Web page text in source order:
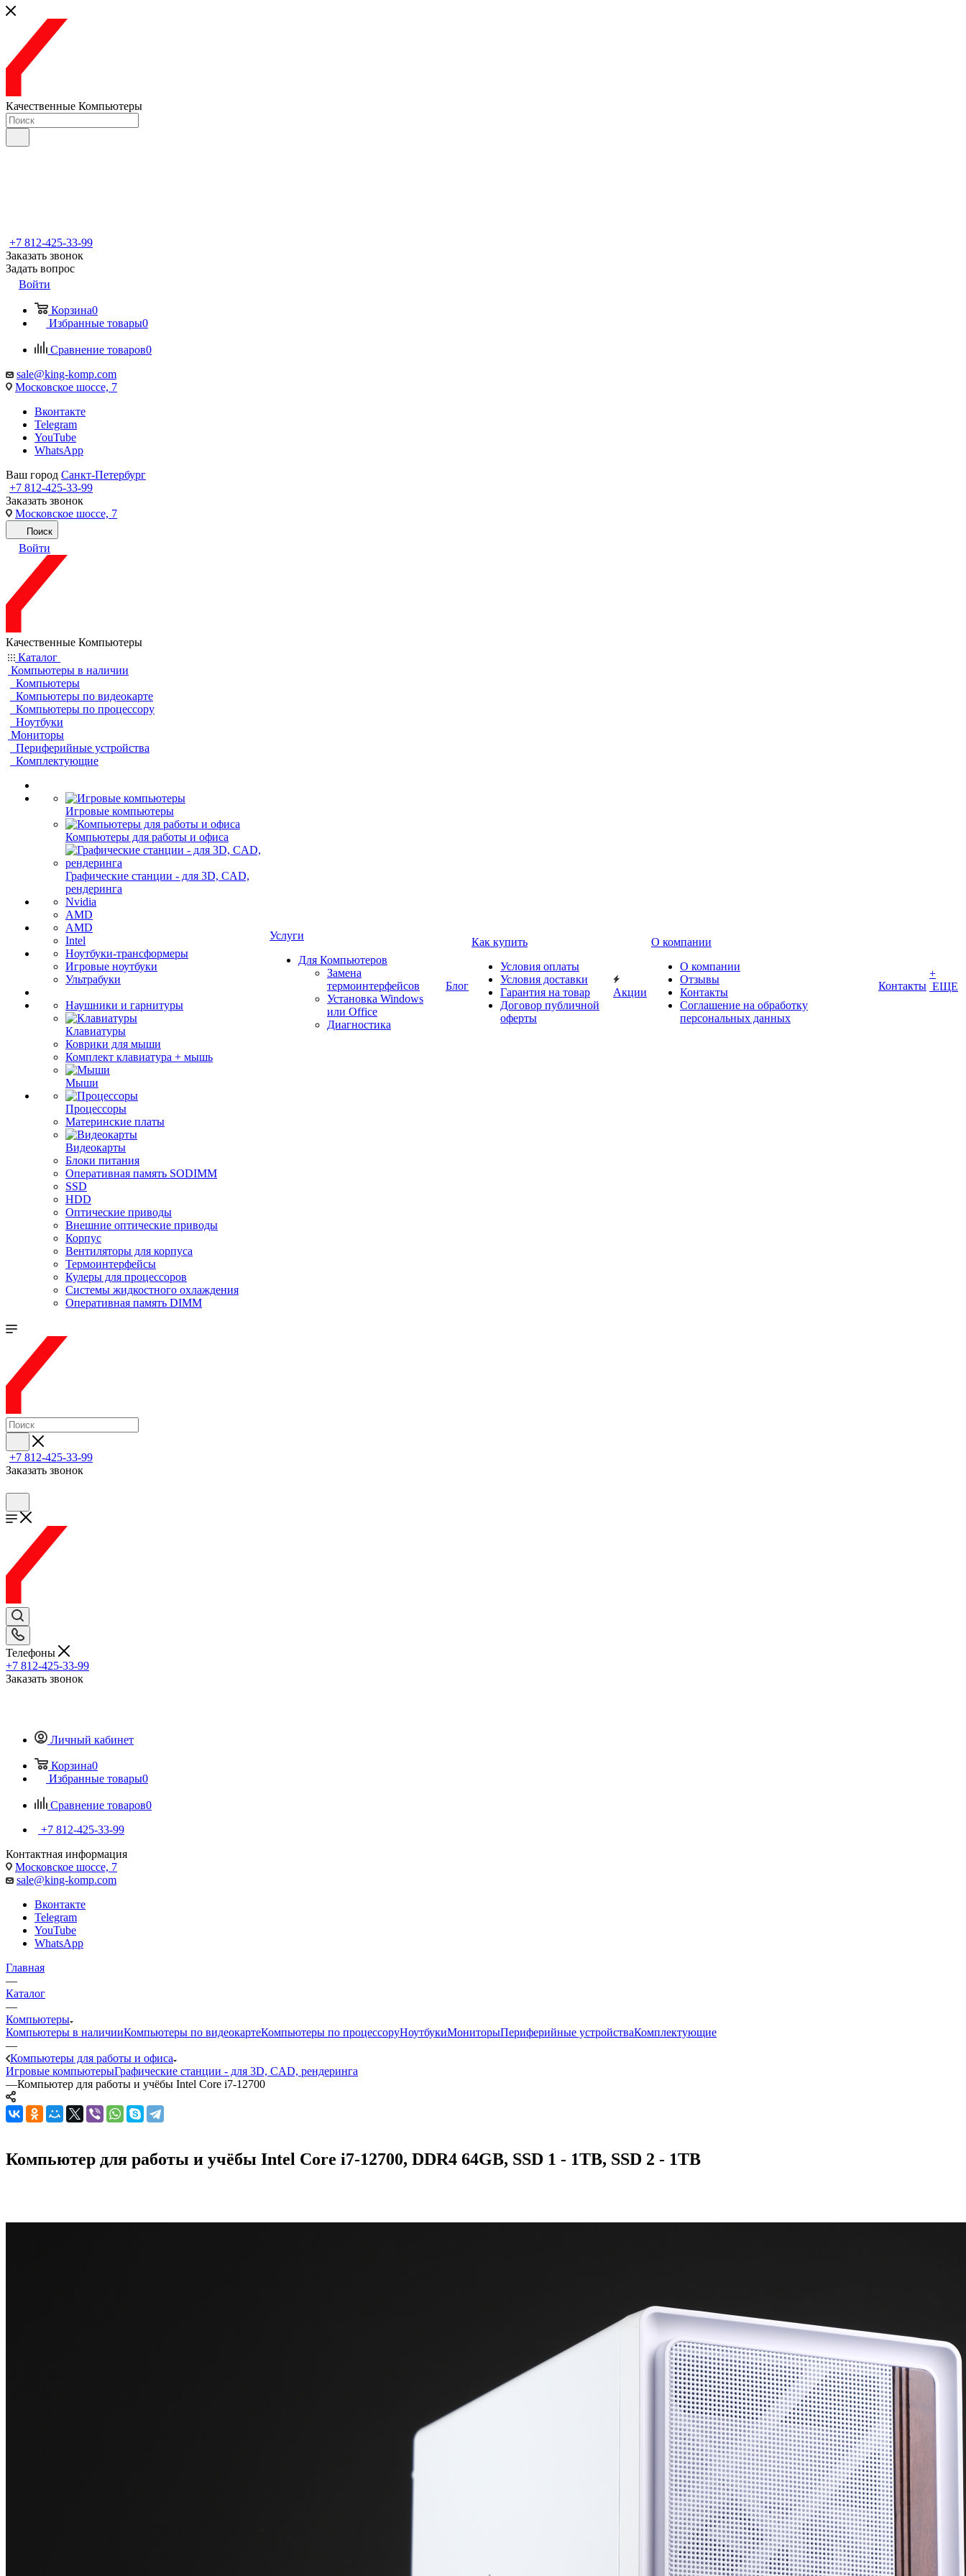
Качественные Компьютеры
+7 812-425-33-99
Заказать звонок
Задать вопрос
Войти
Корзина0
Избранные товары0
Сравнение товаров0
sale@king-komp.com
Московское шоссе, 7
Вконтакте
Telegram
YouTube
WhatsApp
Ваш город Санкт-Петербург
+7 812-425-33-99
Заказать звонок
Московское шоссе, 7
Поиск
Войти
Качественные Компьютеры
Каталог
Компьютеры в наличии
Компьютеры
Компьютеры по видеокарте
Компьютеры по процессору
Ноутбуки
Мониторы
Периферийные устройства
Комплектующие
Игровые компьютеры
Компьютеры для работы и офиса
Графические станции - для 3D, CAD,
рендеринга
Nvidia
AMD
AMD
Intel
Ноутбуки-трансформеры
Игровые ноутбуки
Ультрабуки
Наушники и гарнитуры
Клавиатуры
Коврики для мыши
Комплект клавиатура + мышь
Мыши
Процессоры
Материнские платы
Видеокарты
Блоки питания
Оперативная память SODIMM
SSD
HDD
Оптические приводы
Внешние оптические приводы
Корпус
Вентиляторы для корпуса
Термоинтерфейсы
Кулеры для процессоров
Системы жидкостного охлаждения
Оперативная память DIMM
Услуги
Для Компьютеров
Замена
термоинтерфейсов
Установка Windows
или Office
Диагностика
Блог
Как купить
Условия оплаты
Условия доставки
Гарантия на товар
Договор публичной
оферты
Акции
О компании
О компании
Отзывы
Контакты
Соглашение на обработку
персональных данных
Контакты
+
ЕЩЕ
+7 812-425-33-99
Заказать звонок
Телефоны
+7 812-425-33-99
Заказать звонок
Личный кабинет
Корзина0
Избранные товары0
Сравнение товаров0
+7 812-425-33-99
Контактная информация
Московское шоссе, 7
sale@king-komp.com
Вконтакте
Telegram
YouTube
WhatsApp
Главная
—
Каталог
—
Компьютеры
Компьютеры в наличииКомпьютеры по видеокартеКомпьютеры по процессоруНоутбукиМониторыПериферийные устройстваКомплектующие
—
Компьютеры для работы и офиса
Игровые компьютерыГрафические станции - для 3D, CAD, рендеринга
—Компьютер для работы и учёбы Intel Core i7-12700
Компьютер для работы и учёбы Intel Core i7-12700, DDR4 64GB, SSD 1 - 1TB, SSD 2 - 1TB